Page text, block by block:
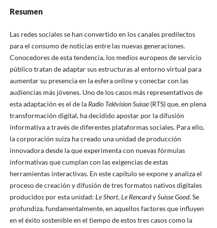
Resumen
Las redes sociales se han convertido en los canales predilectos
para el consumo de noticias entre las nuevas generaciones.
Conocedores de esta tendencia, los medios europeos de servicio
público tratan de adaptar sus estructuras al entorno virtual para
aumentar su presencia en la esfera online y conectar con las
audiencias más jóvenes. Uno de los casos más representativos de
esta adaptación es el de la Radio Telévision Suisse(RTS) que, en plena
transformación digital, ha decidido apostar por la difusión
informativa a través de diferentes plataformas sociales. Para ello,
la corporación suiza ha creado una unidad de producción
innovadora desde la que experimenta con nuevas fórmulas
informativas que cumplan con las exigencias de estas
herramientas interactivas. En este capítulo se expone y analiza el
proceso de creación y difusión de tres formatos nativos digitales
producidos por esta unidad: Le Short, Le RencardySuisse Good. Se
profundiza, fundamentalmente, en aquellos factores que influyen
en el éxito sostenible en el tiempo de estos tres casos como la